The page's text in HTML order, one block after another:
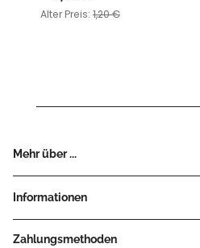
Alter Preis: 1,20 €
Mehr über ...
Informationen
Zahlungsmethoden